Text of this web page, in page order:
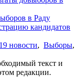
в Раду
кандидатов
новости, Выборы,
текст и
редакции.